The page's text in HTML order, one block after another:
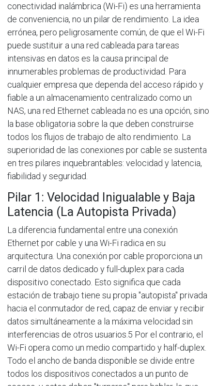
conectividad inalámbrica (Wi-Fi) es una herramienta
de conveniencia, no un pilar de rendimiento. La idea
errónea, pero peligrosamente común, de que el Wi-Fi
puede sustituir a una red cableada para tareas
intensivas en datos es la causa principal de
innumerables problemas de productividad. Para
cualquier empresa que dependa del acceso rápido y
fiable a un almacenamiento centralizado como un
NAS, una red Ethernet cableada no es una opción, sino
la base obligatoria sobre la que deben construirse
todos los flujos de trabajo de alto rendimiento. La
superioridad de las conexiones por cable se sustenta
en tres pilares inquebrantables: velocidad y latencia,
fiabilidad y seguridad.
Pilar 1: Velocidad Inigualable y Baja
Latencia (La Autopista Privada)
La diferencia fundamental entre una conexión
Ethernet por cable y una Wi-Fi radica en su
arquitectura. Una conexión por cable proporciona un
carril de datos dedicado y full-duplex para cada
dispositivo conectado. Esto significa que cada
estación de trabajo tiene su propia "autopista" privada
hacia el conmutador de red, capaz de enviar y recibir
datos simultáneamente a la máxima velocidad sin
interferencias de otros usuarios.5 Por el contrario, el
Wi-Fi opera como un medio compartido y half-duplex.
Todo el ancho de banda disponible se divide entre
todos los dispositivos conectados a un punto de